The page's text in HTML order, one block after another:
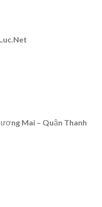
Mai – Quận Thanh